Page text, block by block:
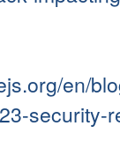
en/
security-